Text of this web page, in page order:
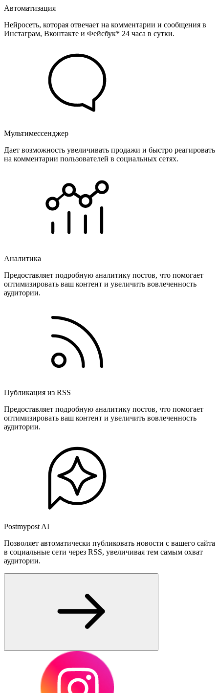
Автоматизация
Нейросеть, которая отвечает на комментарии и сообщения в
Инстаграм, Вконтакте и Фейсбук* 24 часа в сутки.
Мультимессенджер
Дает возможность увеличивать продажи и быстро реагировать
на комментарии пользователей в социальных сетях.
Аналитика
Предоставляет подробную аналитику постов, что помогает
оптимизировать ваш контент и увеличить вовлеченность
аудитории.
Публикация из RSS
Предоставляет подробную аналитику постов, что помогает
оптимизировать ваш контент и увеличить вовлеченность
аудитории.
Postmypost AI
Позволяет автоматически публиковать новости с вашего сайта
в социальные сети через RSS, увеличивая тем самым охват
аудитории.